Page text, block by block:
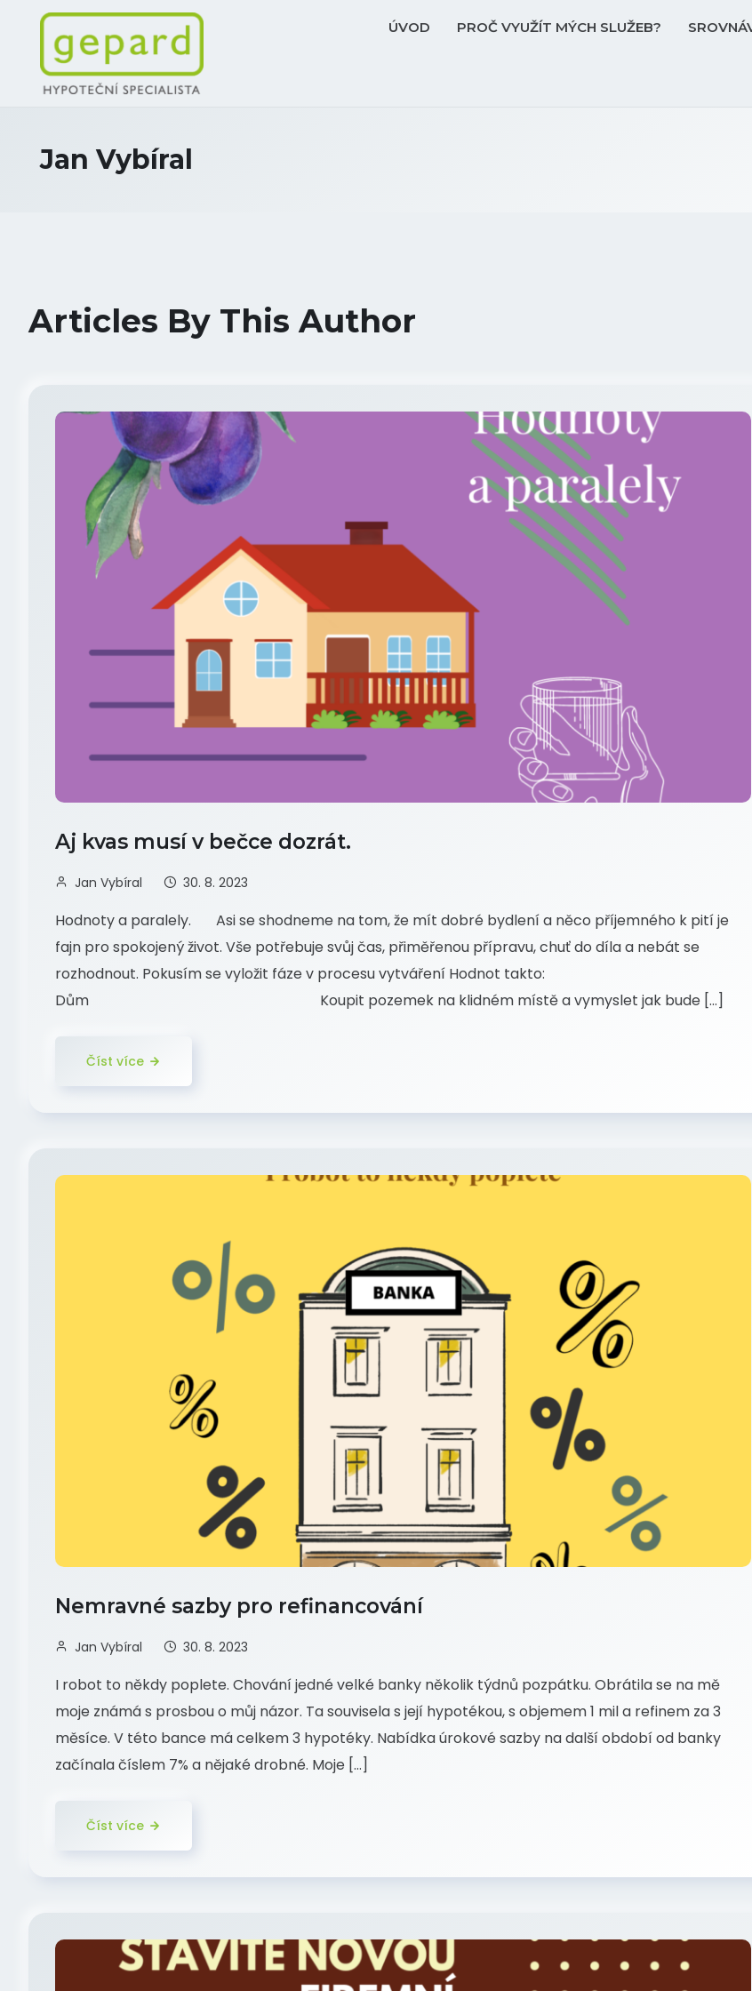
ÚVOD PROČ VYUŽÍT MÝCH SLUŽEB?
Jan Vybíral
Articles By This Author
Aj kvas musí v bečce dozrát.
Jan Vybíral 30. 8. 2023
Hodnoty a paralely. Asi se shodneme na tom, že mít dobré bydlení a něco příjemného k pití je
fajn pro spokojený život. Vše potřebuje svůj čas, přiměřenou přípravu, chuť do díla a nebát se
rozhodnout. Pokusím se vyložit fáze v procesu vytváření Hodnot takto:
Dům Koupit pozemek na klidném místě a vymyslet jak bude […]
Číst více
Nemravné sazby pro refinancování
Jan Vybíral 30. 8. 2023
I robot to někdy poplete. Chování jedné velké banky několik týdnů pozpátku. Obrátila se na mě
moje známá s prosbou o můj názor. Ta souvisela s její hypotékou, s objemem 1 mil a refinem za 3
měsíce. V této bance má celkem 3 hypotéky. Nabídka úrokové sazby na další období od banky
začínala číslem 7% a nějaké drobné. Moje […]
Číst více